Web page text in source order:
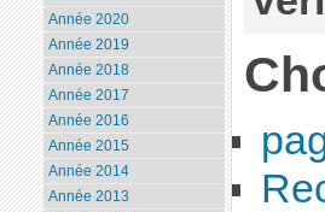
Année 2020
Année 2019
Année 2018
Année 2017
Année 2016
Année 2015
Année 2014
Année 2013